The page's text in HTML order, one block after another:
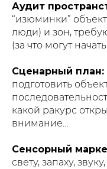
Аудит
“изюминки”
люди) и зон,
(за что могут
Сценарный план:
подготовить
какой ракурс
внимание…
Сенсорный
свету, запаху,